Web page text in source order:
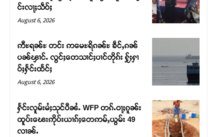
င်းလႃႈသဵဝ်ႈ
August 6, 2026
ဢီႊရၼ်ႊ တင်း ဢမေႊရိၵၼ်ႊ ၶဵင်ႇၵၼ်
ပၼ်ၾၢင်ႉ လွင်ႈတေသၢင်ႈပၢင်တိုၵ်း ႁႂ်ႈႁၢ
ဝ်ႈႁႅင်းထႅင်ႈ
August 6, 2026
ႁႅင်းလူမ်းမႆႈသုင်ပီၼႆႉ WFP တၵ်ႉဝႃႈၵူၼ်း
ထူပ်းၽေးဢိုပ်းယၢၵ်ႈတေဢမ်ႇယွမ်း 49
လၢၼ်ႉ